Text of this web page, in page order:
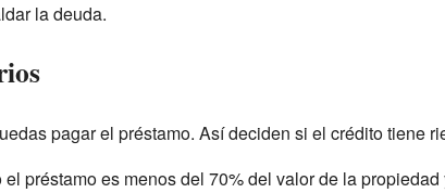
la deuda.
pagar el préstamo. Así deciden si el crédito tiene
préstamo es menos del 70% del valor de la